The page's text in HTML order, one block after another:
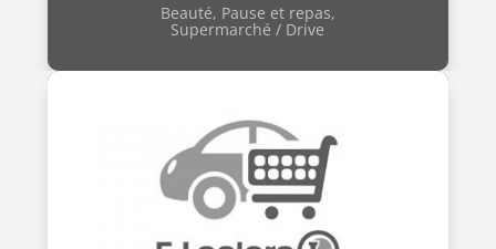
Beauté, Pause et repas,
Supermarché / Drive